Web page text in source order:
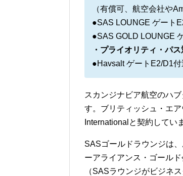
（有償可、航空会社や
●SAS LOUNGE ゲート
●SAS GOLD LOUNGE
・プライオリティ・パ
●Havsalt ゲートE2/D1付
スカンジナビア航空のハ
す。ブリティッシュ・エ
Internationalと契約してい
SASゴールドラウンジは
ーアライアンス・ゴール
（SASラウンジがビジネ